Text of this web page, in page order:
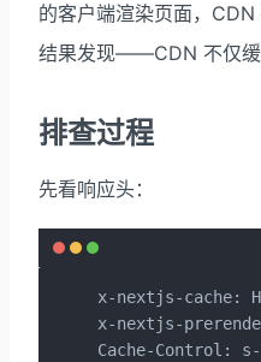
的客户端渲染页面，CDN
结果发现——CDN 不仅缓
排查过程
先看响应头：
x-nextjs-cache:
x-nextjs-
Cache-Control: s-